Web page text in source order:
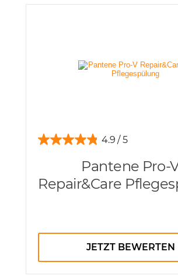
4.9
Pantene Pro-
Repair&Care
JETZT BEWERTEN